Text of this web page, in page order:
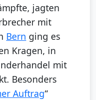
jagten
mit
Bern ging es
Kragen, in
mit
Besonders
Auftrag“